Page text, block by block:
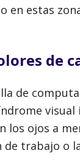
en estas
de
de
los ojos a
de trabajo o